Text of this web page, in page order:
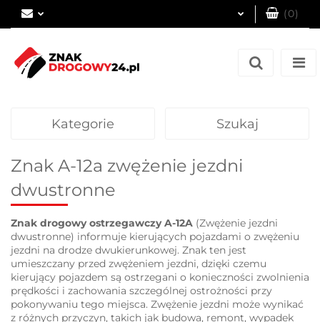
(0)
Kategorie Szukaj
Znak A-12a zwężenie jezdni
dwustronne
Znak drogowy ostrzegawczy A-12A (Zwężenie jezdni
dwustronne) informuje kierujących pojazdami o zwężeniu
jezdni na drodze dwukierunkowej. Znak ten jest
umieszczany przed zwężeniem jezdni, dzięki czemu
kierujący pojazdem są ostrzegani o konieczności zwolnienia
prędkości i zachowania szczególnej ostrożności przy
pokonywaniu tego miejsca. Zwężenie jezdni może wynikać
z różnych przyczyn, takich jak budowa, remont, wypadek